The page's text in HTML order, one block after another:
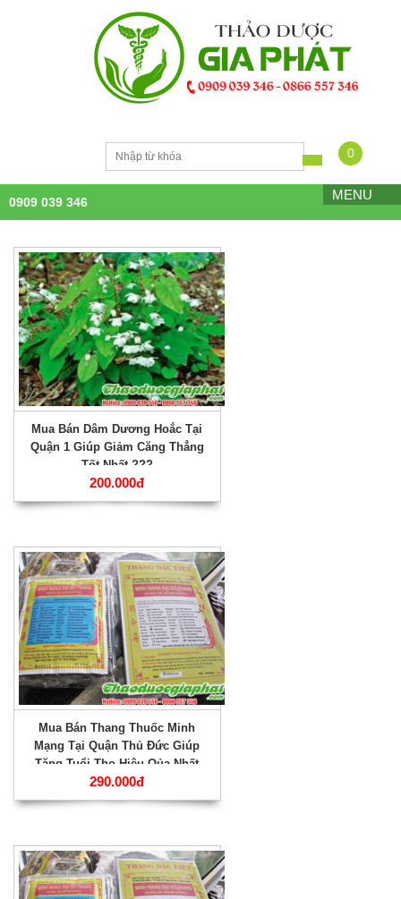
0
MENU
0909 039 346
Mua Bán Dâm Dương Hoắc Tại
Quận 1 Giúp Giảm Căng Thẳng
Tốt Nhất ???
200.000đ
Mua Bán Thang Thuốc Minh
Mạng Tại Quận Thủ Đức Giúp
Tăng Tuổi Thọ Hiệu Qủa Nhất
???
290.000đ